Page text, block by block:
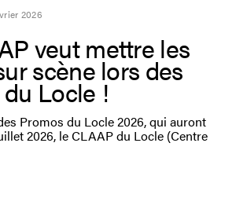
2026
veut mettre les
scène lors des
Locle !
Promos du Locle 2026, qui auront
2026, le CLAAP du Locle (Centre